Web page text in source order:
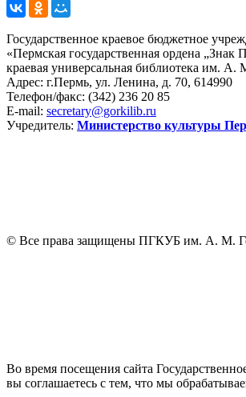
Государственное краевое бюджетное
«Пермская государственная ордена „Знак
краевая универсальная библиотека им. А.
Адрес: г.Пермь, ул. Ленина, д. 70, 614990
Телефон/факс: (342) 236 20 85
E-mail: secretary@gorkilib.ru
Учредитель: Министерство культуры
© Все права защищены ПГКУБ им. А. М.
Во время посещения сайта
вы соглашаетесь с тем, что мы